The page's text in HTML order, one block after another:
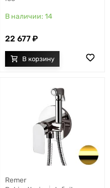
14
22 677
Remer